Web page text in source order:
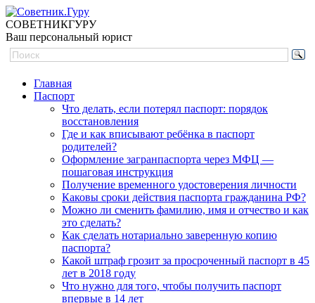
СОВЕТНИКГУРУ
Ваш персональный юрист
Главная
Паспорт
Что делать, если потерял паспорт: порядок
восстановления
Где и как вписывают ребёнка в паспорт
родителей?
Оформление загранпаспорта через МФЦ —
пошаговая инструкция
Получение временного удостоверения личности
Каковы сроки действия паспорта гражданина РФ?
Можно ли сменить фамилию, имя и отчество и как
это сделать?
Как сделать нотариально заверенную копию
паспорта?
Какой штраф грозит за просроченный паспорт в 45
лет в 2018 году
Что нужно для того, чтобы получить паспорт
впервые в 14 лет